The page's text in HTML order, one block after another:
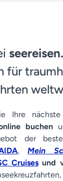
für
Ihre
buchen
der
, Mein
Cruises und